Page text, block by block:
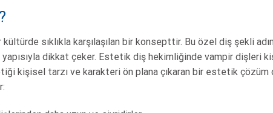
sıklıkla karşılaşılan bir konsepttir. Bu özel diş şekli
dikkat çeker. Estetik diş hekimliğinde vampir dişleri
kişisel tarzı ve karakteri ön plana çıkaran bir estetik çözüm